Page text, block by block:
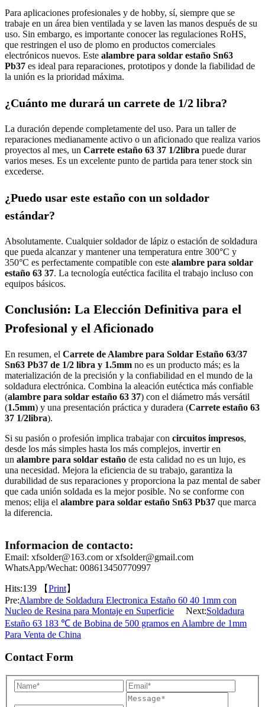
Para aplicaciones profesionales y de hobby, sí, siempre que se
trabaje en un área bien ventilada y se laven las manos después de su
uso. Sin embargo, es importante conocer las regulaciones RoHS,
que restringen el uso de plomo en productos comerciales
electrónicos nuevos. Este alambre para soldar estaño Sn63
Pb37 es ideal para reparaciones, prototipos y donde la fiabilidad de
la unión es la prioridad máxima.
¿Cuánto me durará un carrete de 1/2 libra?
La duración depende completamente del uso. Para un taller de
reparaciones medianamente activo o un aficionado que realiza varios
proyectos al mes, un Carrete estaño 63 37 1/2libra puede durar
varios meses. Es un excelente punto de partida para tener stock sin
excederse.
¿Puedo usar este estaño con un soldador
estándar?
Absolutamente. Cualquier soldador de lápiz o estación de soldadura
que pueda alcanzar y mantener una temperatura entre 300°C y
350°C es perfectamente compatible con este alambre para soldar
estaño 63 37. La tecnología eutéctica facilita el trabajo incluso con
equipos básicos.
Conclusión: La Elección Definitiva para el
Profesional y el Aficionado
En resumen, el Carrete de Alambre para Soldar Estaño 63/37
Sn63 Pb37 de 1/2 libra y 1.5mm no es un producto más; es la
materialización de la precisión y la confiabilidad en el mundo de la
soldadura electrónica. Combina la aleación eutéctica más confiable
(alambre para soldar estaño 63 37) con el diámetro más versátil
(1.5mm) y una presentación práctica y duradera (Carrete estaño 63
37 1/2libra).
Si su pasión o profesión implica trabajar con circuitos impresos,
desde los más simples hasta los más complejos, invertir en
un alambre para soldar estaño de esta calidad no es un lujo, es
una necesidad. Mejora la eficiencia de su trabajo, garantiza la
durabilidad de sus reparaciones y proporciona la paz mental de saber
que cada unión soldada es la mejor posible. No se conforme con
menos; elija el alambre para soldar estaño Sn63 Pb37 que marca
la diferencia.
Informacion de contacto:
Email: xfsolder@163.com or xfsolder@gmail.com
WhatsApp/Wechat: 008613450770997
Hits:139 【Print】
Pre:Alambre de Soldadura Electronica Estaño 60 40 1mm con
Nucleo de Resina para Montaje en Superficie Next:Soldadura
Estaño 63 183 ℃ de Bobina de 500 gramos en Alambre de 1mm
Para Venta de China
Contact Form